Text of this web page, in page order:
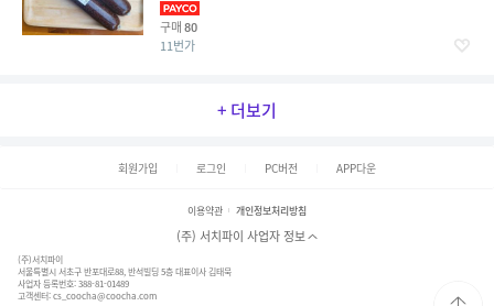
구매 80
11번가
+ 더보기
회원가입 로그인 PC버전 APP다운
이용약관 개인정보처리방침
(주) 서치파이 사업자 정보
(주)서치파이
서울특별시 서초구 반포대로88, 반석빌딩 5층 대표이사 김태묵
사업자 등록번호: 388-81-01489
고객센터:cs_coocha@coocha.com